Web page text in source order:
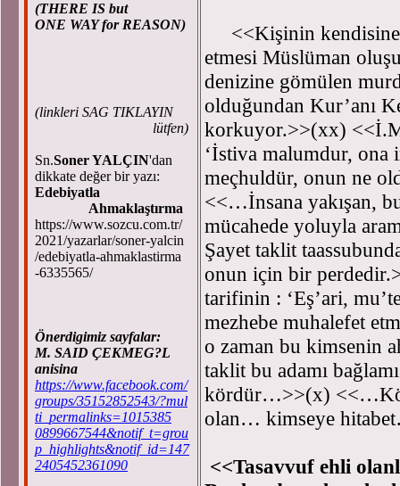
(THERE IS but
ONE WAY for REASON)
(linkleri SAG TIKLAYIN
lütfen)
Sn.Soner YALÇIN'dan
dikkate değer bir yazı:
Edebiyatla
Ahmaklaştırma
https://www.sozcu.com.tr/
2021/yazarlar/soner-yalcin
/edebiyatla-ahmaklastirma
-6335565/
Önerdigimiz sayfalar:
M. SAID ÇEKMEG?L
anisina
https://www.facebook.com/
groups/35152852543/?mul
ti_permalinks=1015385
0899667544&notif_t=grou
p_highlights&notif_id=147
2405452361090
<<Kişinin kendisine
etmesi Müslüman
denizine gömülen
olduğundan Kur’anı
korkuyor.>>(xx)
‘İstiva malumdur,
meçhuldür, onun ne
<<…İnsana yakışan,
mücahede yoluyla
Şayet taklit
onun için bir
tarifinin : ‘Eş’ari,
mezhebe muhalefet
o zaman bu kimsenin
taklit bu adamı
kördür…>>(x)
olan… kimseye
<<Tasavvuf ehli